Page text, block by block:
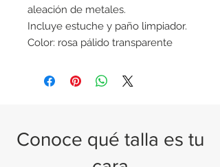
aleación de metales.
Incluye estuche y paño limpiador.
Color: rosa pálido transparente
Conoce qué talla es tu